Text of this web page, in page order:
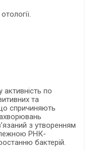
по
та
спричиняють
з утворенням
РНК-
бактерій.